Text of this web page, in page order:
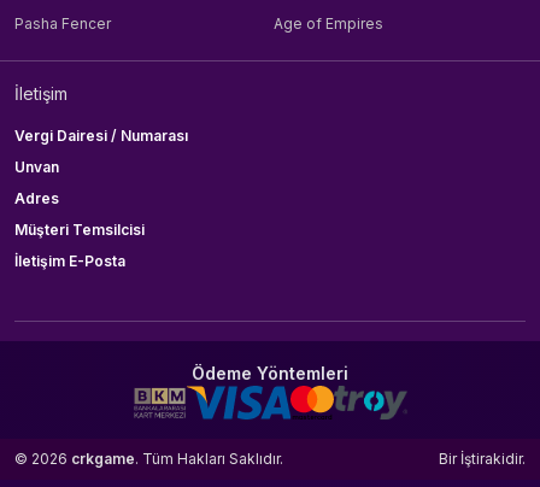
Pasha Fencer
Age of Empires
İletişim
Vergi Dairesi / Numarası
Unvan
Adres
Müşteri Temsilcisi
İletişim E-Posta
Ödeme Yöntemleri
© 2026 crkgame. Tüm Hakları Saklıdır. Bir İştirakidir.